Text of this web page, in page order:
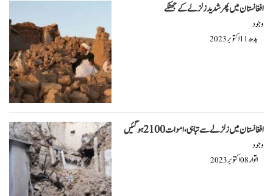
افغانستان میں پھر شدید زلزلے کے جھٹکے
وجود
بدھ11اکتوبر2023
افغانستان میں زلزلے سے تباہی،اموات 2100 ہوگئیں
وجود
اتوار08اکتوبر2023